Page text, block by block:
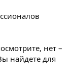
нет –
найдете для